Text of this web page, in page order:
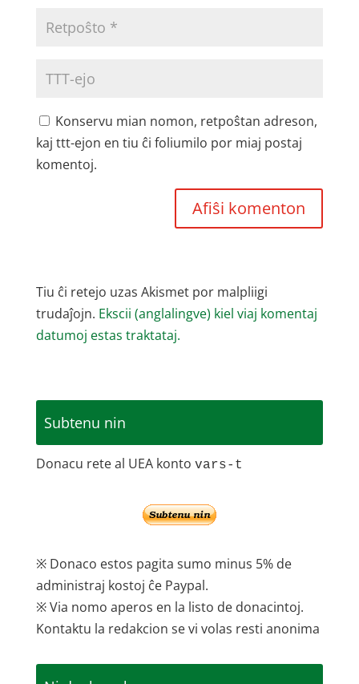
Konservu mian nomon, retpoŝtan adreson,
kaj ttt-ejon en tiu ĉi foliumilo por miaj postaj
komentoj.
Tiu ĉi retejo uzas Akismet por malpliigi
trudaĵojn. Ekscii (anglalingve) kiel viaj komentaj
datumoj estas traktataj.
Subtenu nin
Donacu rete al UEA konto vars-t
※ Donaco estos pagita sumo minus 5% de
administraj kostoj ĉe Paypal.
※ Via nomo aperos en la listo de donacintoj.
Kontaktu la redakcion se vi volas resti anonima